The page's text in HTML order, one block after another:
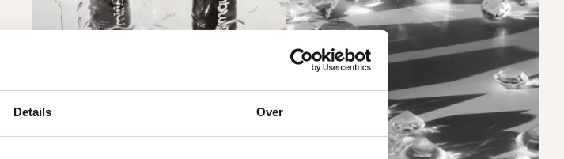
Details Over